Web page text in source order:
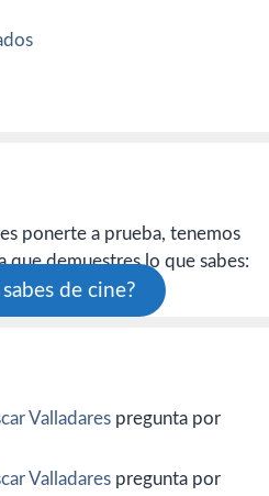
ponerte a prueba, tenemos
que demuestres lo que sabes:
de cine?
Valladares pregunta por
Valladares pregunta por